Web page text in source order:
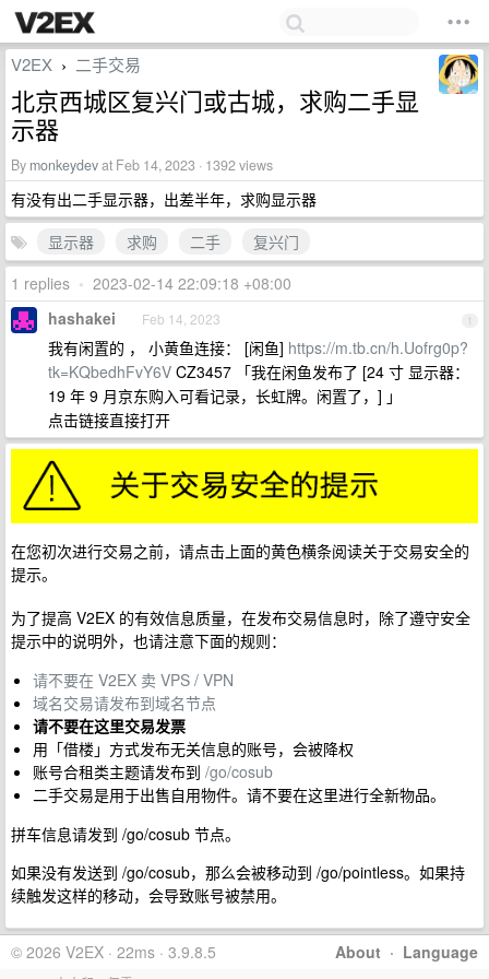
V2EX › 二手交易
北京西城区复兴门或古城，求购二手显
示器
By monkeydevat Feb 14, 2023 · 1392 views
有没有出二手显示器，出差半年，求购显示器
显示器
求购 二手
复兴门
1 replies • 2023-02-14 22:09:18 +08:00
1
hashakei Feb 14, 2023
我有闲置的 ， 小黄鱼连接： [闲鱼] https://m.tb.cn/h.Uofrg0p?
tk=KQbedhFvY6V CZ3457 「我在闲鱼发布了 [24 寸 显示器：
19 年 9 月京东购入可看记录，长虹牌。闲置了，] 」
点击链接直接打开
在您初次进行交易之前，请点击上面的黄色横条阅读关于交易安全的
提示。
为了提高 V2EX 的有效信息质量，在发布交易信息时，除了遵守安全
提示中的说明外，也请注意下面的规则：
请不要在 V2EX 卖 VPS / VPN
域名交易请发布到域名节点
请不要在这里交易发票
用「借楼」方式发布无关信息的账号，会被降权
账号合租类主题请发布到 /go/cosub
二手交易是用于出售自用物件。请不要在这里进行全新物品。
拼车信息请发到 /go/cosub 节点。
如果没有发送到 /go/cosub，那么会被移动到 /go/pointless。如果持
续触发这样的移动，会导致账号被禁用。
About · Language
© 2026 V2EX · 22ms · 3.9.8.5